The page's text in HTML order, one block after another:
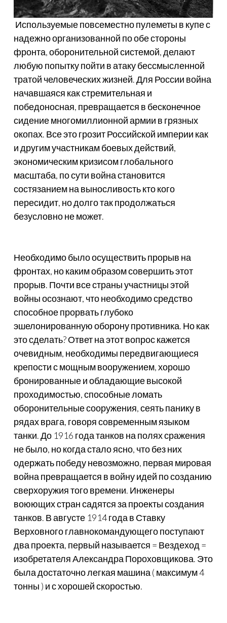
Используемые повсеместно пулеметы в купе с
надежно организованной по обе стороны
фронта, оборонительной системой, делают
любую попытку пойти в атаку бессмысленной
тратой человеческих жизней. Для России война
начавшаяся как стремительная и
победоносная, превращается в бесконечное
сидение многомиллионной армии в грязных
окопах. Все это грозит Российской империи как
и другим участникам боевых действий,
экономическим кризисом глобального
масштаба, по сути война становится
состязанием на выносливость кто кого
пересидит, но долго так продолжаться
безусловно не может.
Необходимо было осуществить прорыв на
фронтах, но каким образом совершить этот
прорыв. Почти все страны участницы этой
войны осознают, что необходимо средство
способное прорвать глубоко
эшелонированную оборону противника. Но как
это сделать? Ответ на этот вопрос кажется
очевидным, необходимы передвигающиеся
крепости с мощным вооружением, хорошо
бронированные и обладающие высокой
проходимостью, способные ломать
оборонительные сооружения, сеять панику в
рядах врага, говоря современным языком
танки. До 1916 года танков на полях сражения
не было, но когда стало ясно, что без них
одержать победу невозможно, первая мировая
война превращается в войну идей по созданию
сверхоружия того времени. Инженеры
воюющих стран садятся за проекты создания
танков. В августе 1914 года в Ставку
Верховного главнокомандующего поступают
два проекта, первый называется = Вездеход =
изобретателя Александра Пороховщикова. Это
была достаточно легкая машина ( максимум 4
тонны ) и с хорошей скоростью.